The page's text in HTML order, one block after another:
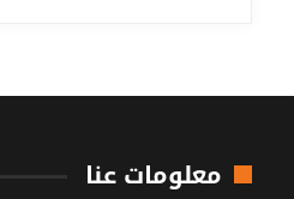
معلومات عنا